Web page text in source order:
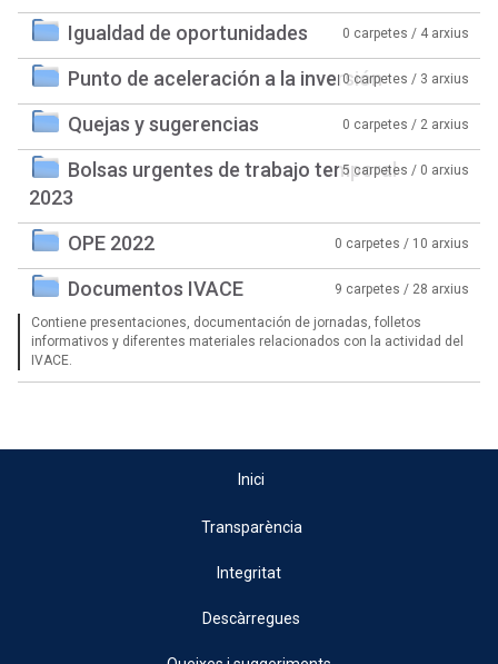
Igualdad de oportunidades 0 carpetes / 4 arxius
Punto de aceleración a la inversión0 carpetes / 3 arxius
Quejas y sugerencias 0 carpetes / 2 arxius
Bolsas urgentes de trabajo temporal
2023
5 carpetes / 0 arxius
OPE 2022 0 carpetes / 10 arxius
Documentos IVACE 9 carpetes / 28 arxius
Contiene presentaciones, documentación de jornadas, folletos
informativos y diferentes materiales relacionados con la actividad del
IVACE.
Inici
Transparència
Integritat
Descàrregues